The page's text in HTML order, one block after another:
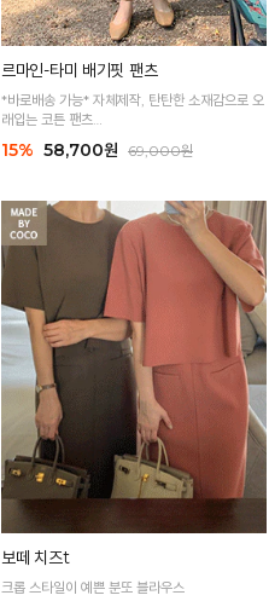
르마인-타미 배기핏 팬츠
*바로배송 가능* 자체제작, 탄탄한 소재감으로 오
래입는 코튼 팬츠
멋스럽고 편안한 아웃핏이 매력적이에요:)
15% 58,700원 69,000원
보떼 치즈t
크롭 스타일이 예쁜 분또 블라우스